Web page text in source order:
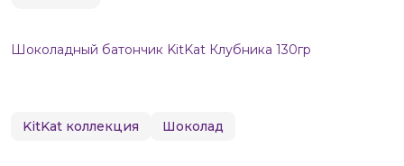
Шоколадный батончик KitKat Клубника 130гр
KitKat коллекция Шоколад